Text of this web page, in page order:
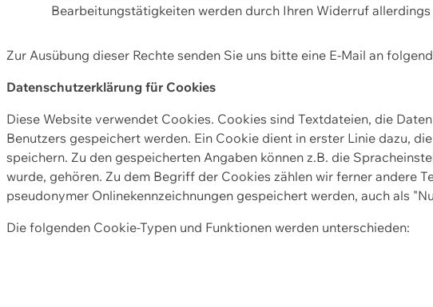
Bearbeitungstätigkeiten werden durch Ihren Widerruf
Zur Ausübung dieser Rechte senden Sie uns bitte eine E-Mail an
Datenschutzerklärung für Cookies
Diese Website verwendet Cookies. Cookies sind Textdateien, die
Benutzers gespeichert werden. Ein Cookie dient in erster Linie dazu,
speichern. Zu den gespeicherten Angaben können z.B. die
wurde, gehören. Zu dem Begriff der Cookies zählen wir ferner andere
pseudonymer Onlinekennzeichnungen gespeichert werden, auch als
Die folgenden Cookie-Typen und Funktionen werden unterschieden: